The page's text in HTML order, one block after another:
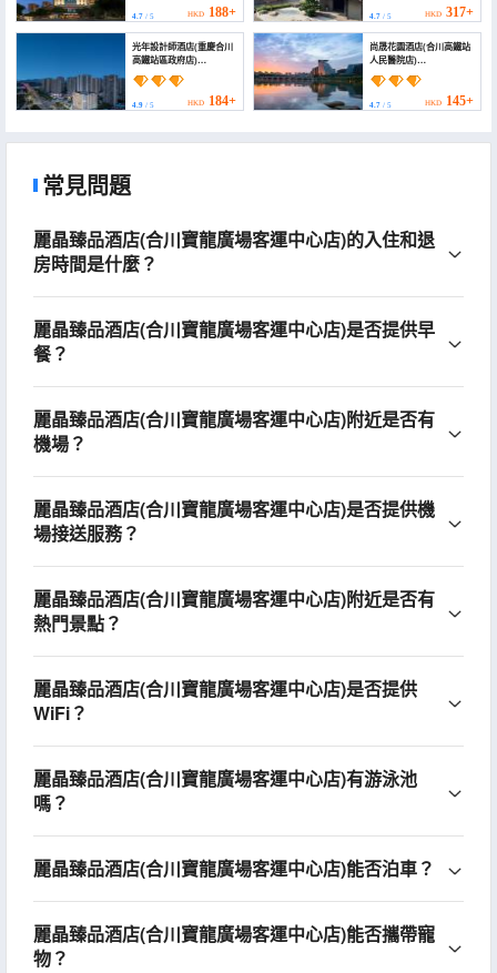
Railway Station
Wenfeng Ancient
Street))
4.7 / 5 HKD 188+ 4.7/ 5 HKD 317+
光年設計師酒店(重慶合川
高鐵站區政府店)
(Guangnian Design
Hotel (Chongqing
Hechuan High-speed
Railway Station District
4.9 / 5 HKD 184+
尚晟花園酒店(合川高鐵站
人民醫院店)
(Shangcheng Garden
Hotel)
4.7/ 5 HKD 145+
常見問題
麗晶臻品酒店(合川寶龍廣場客運中心店)的入住和退
房時間是什麼？
麗晶臻品酒店(合川寶龍廣場客運中心店)是否提供早
餐？
麗晶臻品酒店(合川寶龍廣場客運中心店)附近是否有
機場？
麗晶臻品酒店(合川寶龍廣場客運中心店)是否提供機
場接送服務？
麗晶臻品酒店(合川寶龍廣場客運中心店)附近是否有
熱門景點？
麗晶臻品酒店(合川寶龍廣場客運中心店)是否提供
WiFi？
麗晶臻品酒店(合川寶龍廣場客運中心店)有游泳池
嗎？
麗晶臻品酒店(合川寶龍廣場客運中心店)能否泊車？
麗晶臻品酒店(合川寶龍廣場客運中心店)能否攜帶寵
物？